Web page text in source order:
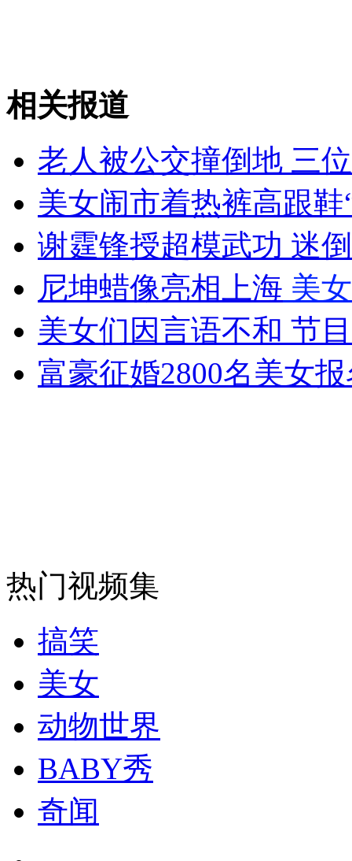
山西运城恶犬咬伤多人 警民合力深夜将其击毙
女孩北京地铁殴打老人 痛下狠手拳打脚踢
无痛分娩是否安全 医生回应
外交部：反对强权政治霸凌主义
外交部：有关国家言论片面不公正
纽约上演“枕头大战”
司机酒驾遇交警 急速倒车逃窜
相关报道
老人被公交撞倒地 三
美女闹市着热裤高跟鞋
谢霆锋授超模武功 迷
尼坤蜡像亮相上海 美女
美女们因言语不和 节
富豪征婚2800名美女
热门视频集
搞笑
美女
动物世界
BABY秀
奇闻